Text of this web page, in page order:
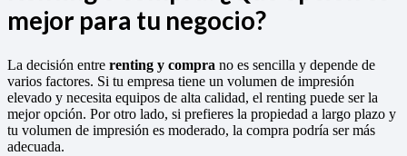
mejor para tu negocio?
La decisión entre renting y compra no es sencilla y depende de
varios factores. Si tu empresa tiene un volumen de impresión
elevado y necesita equipos de alta calidad, el renting puede ser la
mejor opción. Por otro lado, si prefieres la propiedad a largo plazo y
tu volumen de impresión es moderado, la compra podría ser más
adecuada.